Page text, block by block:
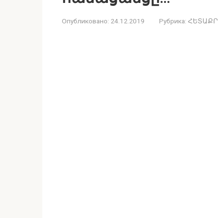
Опубликовано: 24.12.2019 Рубрика: